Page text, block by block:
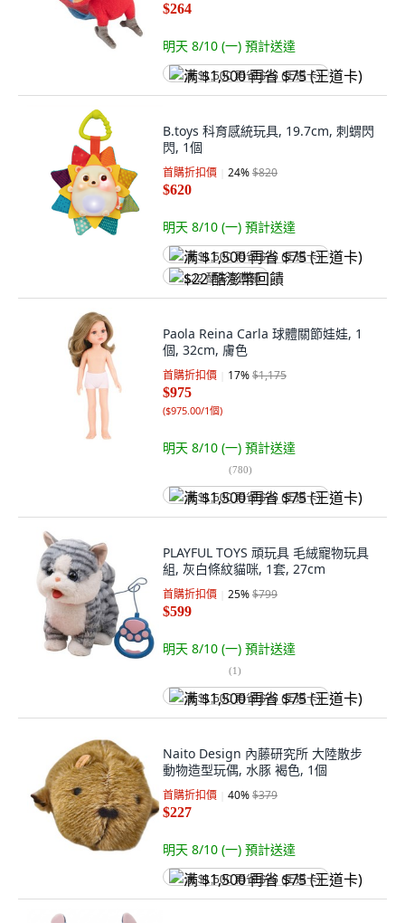
$264
明天 8/10 (一) 預計送達
满 $1,500 再省 $75 (王道卡)
B.toys 科育感統玩具, 19.7cm, 刺蝟閃
閃, 1個
首購折扣價 24%$820
$620
明天 8/10 (一) 預計送達
满 $1,500 再省 $75 (王道卡)
$22 酷澎幣回饋
Paola Reina Carla 球體關節娃娃, 1
個, 32cm, 膚色
首購折扣價 17%$1,175
$975
($975.00/1個)
明天 8/10 (一) 預計送達
(780)
满 $1,500 再省 $75 (王道卡)
PLAYFUL TOYS 頑玩具 毛絨寵物玩具
組, 灰白條紋貓咪, 1套, 27cm
首購折扣價 25%$799
$599
明天 8/10 (一) 預計送達
(1)
满 $1,500 再省 $75 (王道卡)
Naito Design 內藤研究所 大陸散步
動物造型玩偶, 水豚 褐色, 1個
首購折扣價 40%$379
$227
明天 8/10 (一) 預計送達
满 $1,500 再省 $75 (王道卡)